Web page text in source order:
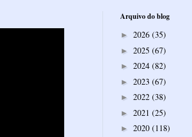
Arquivo do blog
► 2026 (35)
► 2025 (67)
► 2024 (82)
► 2023 (67)
► 2022 (38)
► 2021 (25)
► 2020 (118)